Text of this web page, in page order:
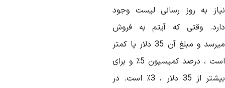
به روز رسانی لیست وجود
وقتی که آیتم به فروش
میرسد و مبلغ آن 35 دلار یا کمتر
است ، درصد کمیسیون 5٪ و برای
بیشتر از 35 دلار ، 3٪ است. در